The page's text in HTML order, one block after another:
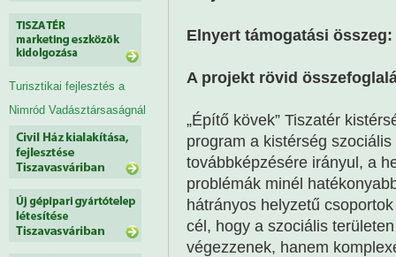
Elnyert támogatási összeg:
A projekt rövid
„Építő kövek” Tiszatér
program a kistérség
továbbképzésére irányul, a
problémák minél
hátrányos helyzetű
cél, hogy a szociális
végezzenek, hanem
Turisztikai fejlesztés a
Nimród Vadásztársaságnál